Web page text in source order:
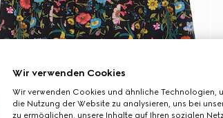
Wir verwenden Cookies
Wir verwenden Cookies und ähnliche Technologien,
die Nutzung der Website zu analysieren, uns bei
zu ermöglichen, unsere Inhalte auf Ihren sozialen